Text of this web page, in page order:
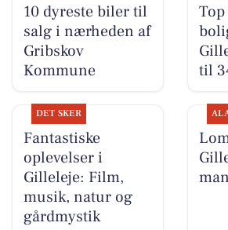
10 dyreste biler til
salg i nærheden af
Gribskov
Kommune
til
DET SKER
Fantastiske
oplevelser i
Gilleleje: Film,
musik, natur og
gårdmystik